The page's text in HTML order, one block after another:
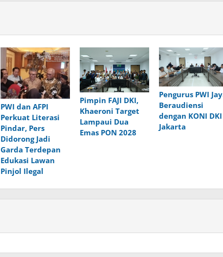
PWI dan AFPI
Perkuat Literasi
Pindar, Pers
Didorong Jadi
Garda Terdepan
Edukasi Lawan
Pinjol Ilegal
Pimpin FAJI DKI,
Khaeroni Target
Lampaui Dua
Emas PON 2028
Pengurus PWI
Beraudiensi
dengan KONI DKI
Jakarta